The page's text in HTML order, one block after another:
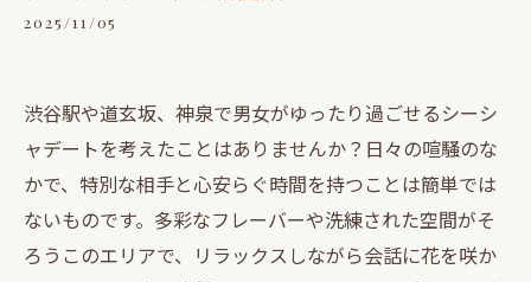
2025/11/05
渋谷駅や道玄坂、神泉で男女がゆったり過ごせるシーシ
ャデートを考えたことはありませんか？日々の喧騒のな
かで、特別な相手と心安らぐ時間を持つことは簡単では
ないものです。多彩なフレーバーや洗練された空間がそ
ろうこのエリアで、リラックスしながら会話に花を咲か